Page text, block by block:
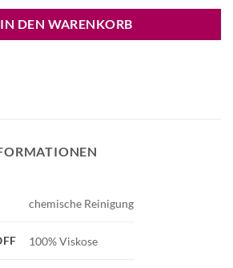
IN DEN WARENKORB
chemische Reinigung
100% Viskose